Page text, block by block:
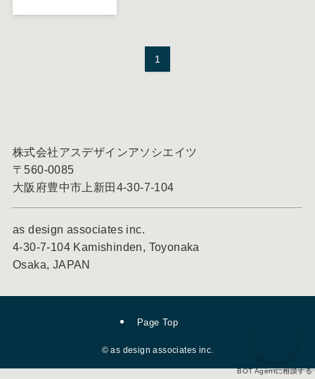
1
株式会社アスデザインアソシエイツ
〒560-0085
大阪府豊中市上新田4-30-7-104
as design associates inc.
4-30-7-104 Kamishinden, Toyonaka
Osaka, JAPAN
Page Top
©as design associates inc.
BOT Agentに相談する